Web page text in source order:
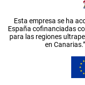
Esta empresa se ha
España cofinanciadas
para las regiones
en